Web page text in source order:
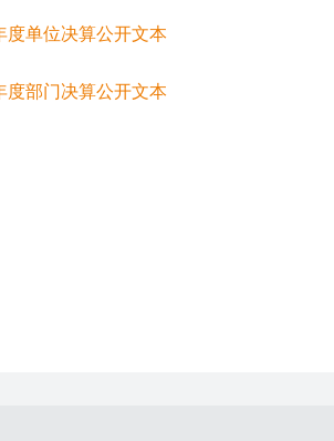
度单位决算公开文本
度部门决算公开文本